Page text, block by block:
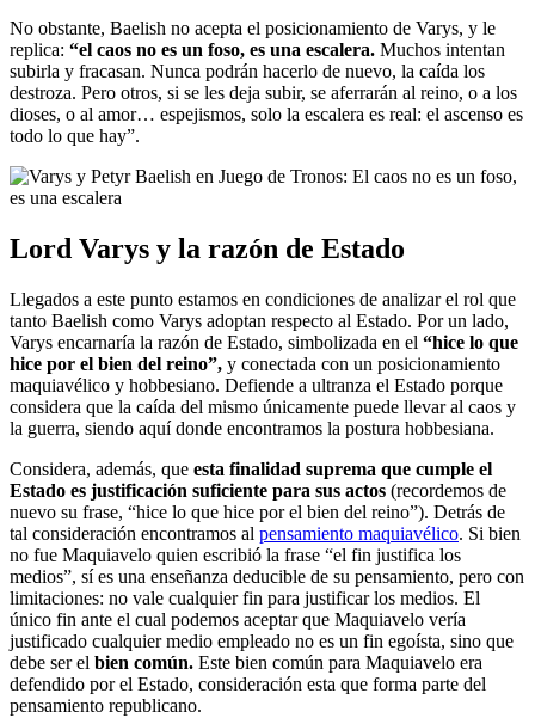
No obstante, Baelish no acepta el posicionamiento de Varys, y le
replica: “el caos no es un foso, es una escalera. Muchos intentan
subirla y fracasan. Nunca podrán hacerlo de nuevo, la caída los
destroza. Pero otros, si se les deja subir, se aferrarán al reino, o a los
dioses, o al amor… espejismos, solo la escalera es real: el ascenso es
todo lo que hay”.
Lord Varys y la razón de Estado
Llegados a este punto estamos en condiciones de analizar el rol que
tanto Baelish como Varys adoptan respecto al Estado. Por un lado,
Varys encarnaría la razón de Estado, simbolizada en el “hice lo que
hice por el bien del reino”, y conectada con un posicionamiento
maquiavélico y hobbesiano. Defiende a ultranza el Estado porque
considera que la caída del mismo únicamente puede llevar al caos y
la guerra, siendo aquí donde encontramos la postura hobbesiana.
Considera, además, que esta finalidad suprema que cumple el
Estado es justificación suficiente para sus actos (recordemos de
nuevo su frase, “hice lo que hice por el bien del reino”). Detrás de
tal consideración encontramos al pensamiento maquiavélico. Si bien
no fue Maquiavelo quien escribió la frase “el fin justifica los
medios”, sí es una enseñanza deducible de su pensamiento, pero con
limitaciones: no vale cualquier fin para justificar los medios. El
único fin ante el cual podemos aceptar que Maquiavelo vería
justificado cualquier medio empleado no es un fin egoísta, sino que
debe ser el bien común. Este bien común para Maquiavelo era
defendido por el Estado, consideración esta que forma parte del
pensamiento republicano.